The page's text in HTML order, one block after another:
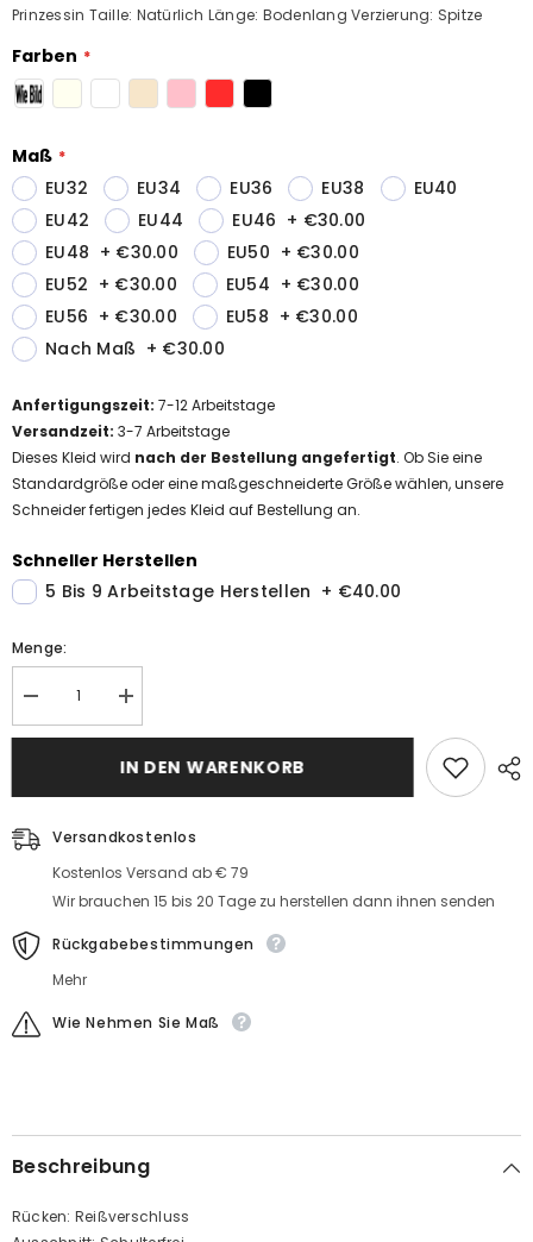
Prinzessin Taille: Natürlich Länge: Bodenlang Verzierung: Spitze
Farben
Maß
EU32
EU34 EU36 EU38
EU40
EU42
EU44 EU46 + €30.00
EU48 + €30.00 EU50 + €30.00
EU52 + €30.00 EU54 + €30.00
EU56 + €30.00 EU58 + €30.00
Nach Maß + €30.00
Anfertigungszeit: 7-12Arbeitstage
Versandzeit: 3-7 Arbeitstage
Dieses Kleid wird nach der Bestellung angefertigt. Ob Sie eine
Standardgröße oder eine maßgeschneiderte Größe wählen, unsere
Schneider fertigen jedes Kleid auf Bestellung an.
Schneller Herstellen
5 Bis 9 Arbeitstage Herstellen + €40.00
Menge:
Elegant
Weiße
Hochzeitskleider
Spitze
Tüll
Brautkleider
MengeElegant
Weiße
Hochzeitskleider
Mit
Spitze
Prinzessin
Brautkleider
IN DEN WARENKORB
Versandkostenlos
Kostenlos Versand ab € 79
Wir brauchen 15 bis 20 Tage zu herstellen dann ihnen senden
Rückgabebestimmungen
Mehr
Wie Nehmen Sie Maß
Beschreibung
Rücken: Reißverschluss